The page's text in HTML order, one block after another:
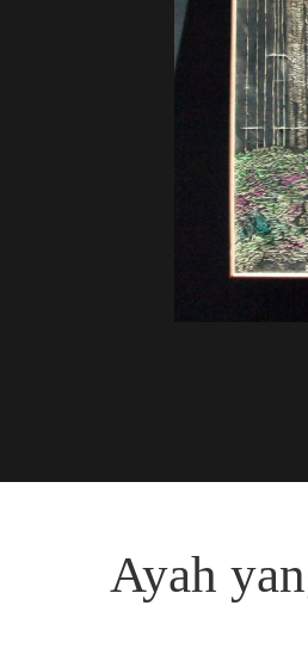
Urban Poverty
Ayah